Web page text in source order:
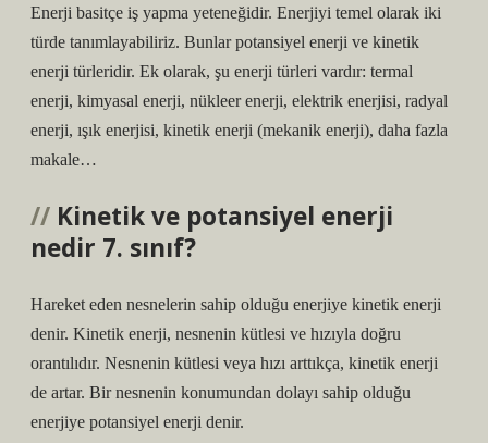
Enerji basitçe iş yapma yeteneğidir. Enerjiyi temel olarak iki
türde tanımlayabiliriz. Bunlar potansiyel enerji ve kinetik
enerji türleridir. Ek olarak, şu enerji türleri vardır: termal
enerji, kimyasal enerji, nükleer enerji, elektrik enerjisi, radyal
enerji, ışık enerjisi, kinetik enerji (mekanik enerji), daha fazla
makale…
Kinetik ve potansiyel enerji
nedir 7. sınıf?
Hareket eden nesnelerin sahip olduğu enerjiye kinetik enerji
denir. Kinetik enerji, nesnenin kütlesi ve hızıyla doğru
orantılıdır. Nesnenin kütlesi veya hızı arttıkça, kinetik enerji
de artar. Bir nesnenin konumundan dolayı sahip olduğu
enerjiye potansiyel enerji denir.